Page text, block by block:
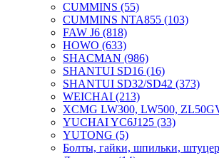
CUMMINS (55)
CUMMINS NTA855 (103)
FAW J6 (818)
HOWO (633)
SHACMAN (986)
SHANTUI SD16 (16)
SHANTUI SD32/SD42 (373)
WEICHAI (213)
XCMG LW300, LW500,
YUCHAI YC6J125 (33)
YUTONG (5)
Болты, гайки, шпильки,